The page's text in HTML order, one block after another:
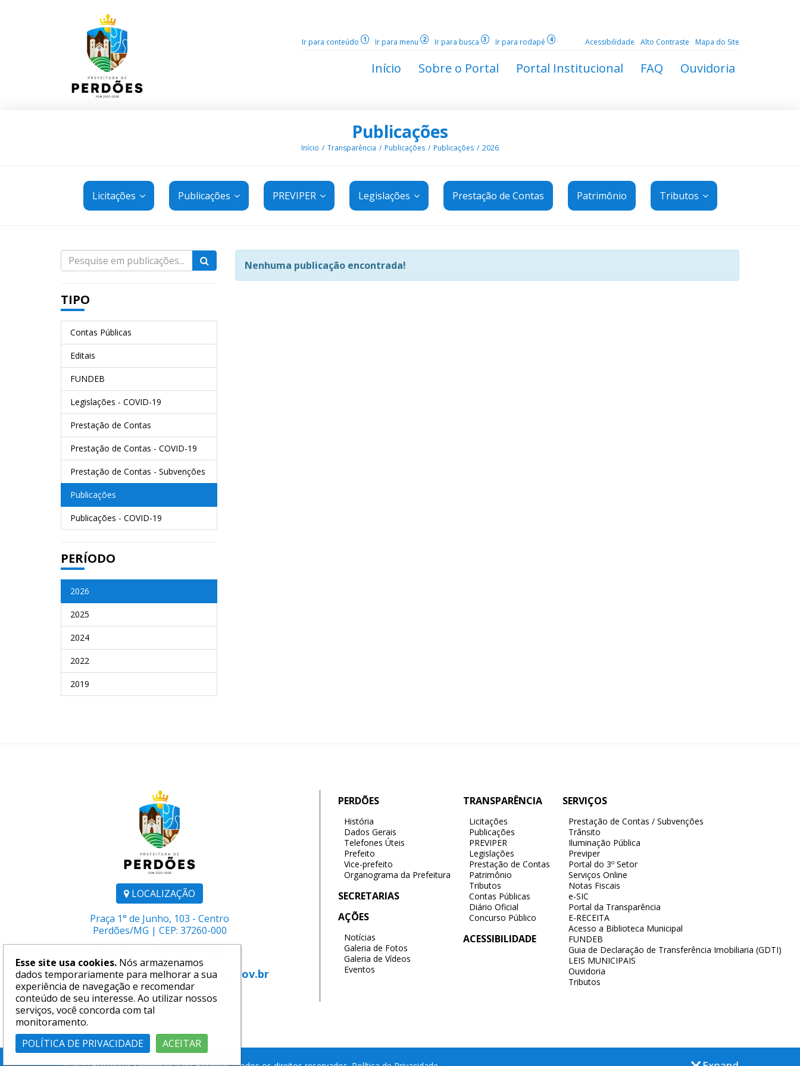
Ir para conteúdo 1 Ir para menu 2 Ir para busca 3 Ir para rodapé 4 Acessibilidade Alto Contraste Mapa do Site
Início Sobre o Portal Portal Institucional FAQ Ouvidoria
Publicações
Início Transparência Publicações Publicações 2026
Licitações Publicações PREVIPER Legislações Prestação de Contas Patrimônio Tributos
TIPO
Contas Públicas
Editais
FUNDEB
Legislações - COVID-19
Prestação de Contas
Prestação de Contas - COVID-19
Prestação de Contas - Subvenções
Publicações
Publicações - COVID-19
PERÍODO
2026
2025
2024
2022
2019
Nenhuma publicação encontrada!
LOCALIZAÇÃO
Praça 1° de Junho, 103 - Centro
Perdões/MG | CEP: 37260-000
E-mail: comunicacao@perdoes.mg.gov.br
PERDÕES
História
Dados Gerais
Telefones Úteis
Prefeito
Vice-prefeito
Organograma da Prefeitura
SECRETARIAS
AÇÕES
Notícias
Galeria de Fotos
Galeria de Vídeos
Eventos
TRANSPARÊNCIA
Licitações
Publicações
PREVIPER
Legislações
Prestação de Contas
Patrimônio
Tributos
Contas Públicas
Diário Oficial
Concurso Público
ACESSIBILIDADE
SERVIÇOS
Prestação de Contas / Subvenções
Trânsito
Iluminação Pública
Previper
Portal do 3º Setor
Serviços Online
Notas Fiscais
e-SIC
Portal da Transparência
E-RECEITA
Acesso a Biblioteca Municipal
FUNDEB
Guia de Declaração de Transferência Imobiliaria (GDTI)
LEIS MUNICIPAIS
Ouvidoria
Tributos
Esse site usa cookies. Nós armazenamos
dados temporariamente para melhorar a sua
experiência de navegação e recomendar
conteúdo de seu interesse. Ao utilizar nossos
serviços, você concorda com tal
monitoramento.
POLÍTICA DE PRIVACIDADE
ACEITAR